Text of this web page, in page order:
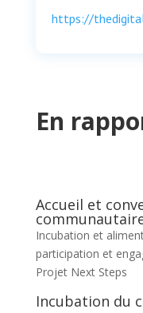
https://
En
Accueil et
Incubation et
participation et
Projet Next Steps
Incubation du